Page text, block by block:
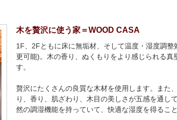
木を贅沢に使う家＝WOOD CASA
1F、2Fともに床に無垢材、そして温度・湿度調
更可能)。木の香り、ぬくもりをより感じられる真
す。
贅沢にたくさんの良質な木材を使用します。また
り、香り、肌ざわり、木目の美しさが五感を通し
然の調湿機能を持っていて、快適な湿度を得ること